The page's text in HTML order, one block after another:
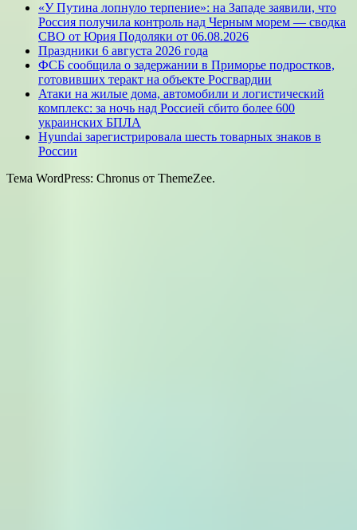
«У Путина лопнуло терпение»: на Западе заявили, что
Россия получила контроль над Черным морем — сводка
СВО от Юрия Подоляки от 06.08.2026
Праздники 6 августа 2026 года
ФСБ сообщила о задержании в Приморье подростков,
готовивших теракт на объекте Росгвардии
Атаки на жилые дома, автомобили и логистический
комплекс: за ночь над Россией сбито более 600
украинских БПЛА
Hyundai зарегистрировала шесть товарных знаков в
России
Тема WordPress: Chronus от ThemeZee.